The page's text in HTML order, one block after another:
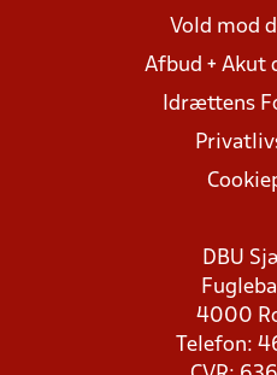
Vold mod
Afbud + Akut
Idrættens
DBU
4000
Telefon: